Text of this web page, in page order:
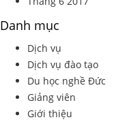
Danh mục
Dịch vụ
Dịch vụ đào tạo
Du học nghề Đức
Giảng viên
Giới thiệu